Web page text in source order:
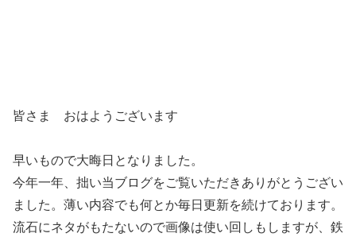
皆さま おはようございます
早いもので大晦日となりました。
今年一年、拙い当ブログをご覧いただきありがとうござい
ました。薄い内容でも何とか毎日更新を続けております。
流石にネタがもたないので画像は使い回しもしますが、鉄